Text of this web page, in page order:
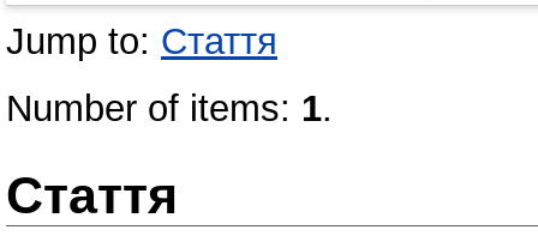
Jump to: Стаття
Number of items: 1.
Стаття